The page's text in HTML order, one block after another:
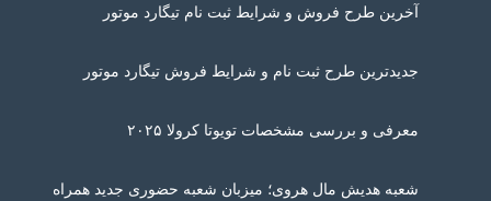
آخرین طرح فروش و شرایط ثبت نام تیگارد موتور
جدیدترین طرح ثبت نام و شرایط فروش تیگارد موتور
معرفی و بررسی مشخصات تویوتا کرولا ۲۰۲۵
شعبه هدیش مال هروی؛ میزبان شعبه حضوری جدید همراه